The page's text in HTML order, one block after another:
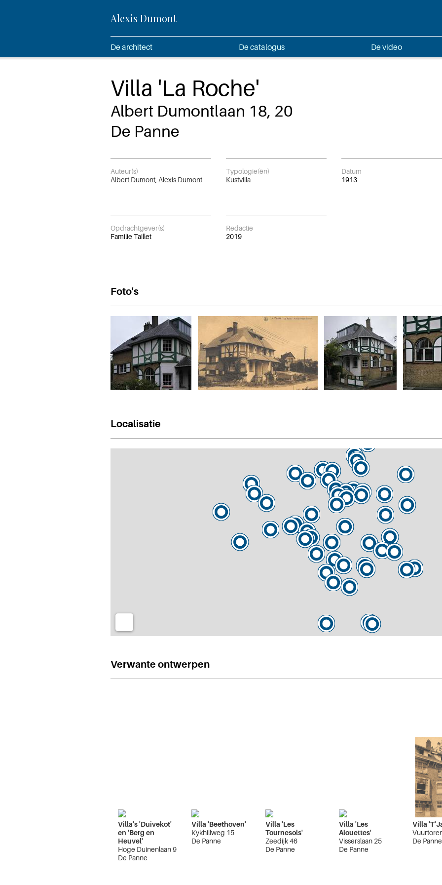
Alexis Dumont
De architect De catalogus De video
Villa 'La Roche'
Albert Dumontlaan 18, 20
De Panne
Auteur(s)
Albert Dumont Alexis Dumont
Typologie(ën)
Kustvilla
Datum
1913
Opdrachtgever(s)
Familie Taillet
Redactie
2019
Foto's
Localisatie
Verwante ontwerpen
Villa's 'Duivekot'
en 'Berg en
Heuvel'
Hoge Duinenlaan 9
De Panne
Villa 'Beethoven'
Kykhillweg 15
De Panne
Villa 'Les
Tournesols'
Zeedijk 46
De Panne
Villa 'Les
Alouettes'
Visserslaan 25
De Panne
Villa
De Panne